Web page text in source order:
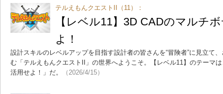
テルえもんクエストII（11）：
【レベル11】3D CADのマルチ
よ！
設計スキルのレベルアップを目指す設計者の皆さんを“冒険者”に見立て
む「テルえもんクエストII」の世界へようこそ。【レベル11】のテーマ
活用せよ！」だ。
（2026/4/15）